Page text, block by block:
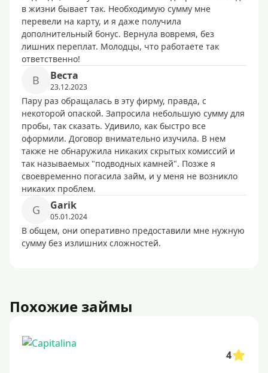
в жизни бывает так. Необходимую сумму мне
перевели на карту, и я даже получила
дополнительный бонус. Вернула вовремя, без
лишних переплат. Молодцы, что работаете так
ответственно!
B Becтa
23.12.2023
Пару раз обращалась в эту фирму, правда, с
некоторой опаской. Запросила небольшую сумму для
пробы, так сказать. Удивило, как быстро все
оформили. Договор внимательно изучила. В нем
также не обнаружила никаких скрытых комиссий и
так называемых "подводных камней". Позже я
своевременно погасила займ, и у меня не возникло
никаких проблем.
G Garik
05.01.2024
В общем, они оперативно предоставили мне нужную
сумму без излишних сложностей.
Похожие займы
4